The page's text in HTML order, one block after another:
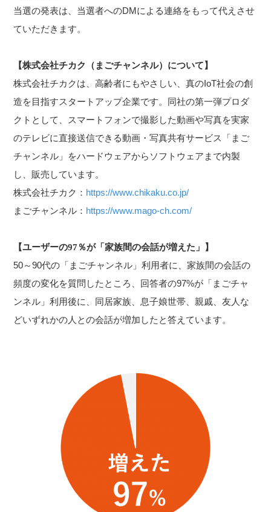
当選の発表は、当選者へのDMによる連絡をもって代えさせ
ていただきます。
【株式会社チカク（まごチャンネル）について】
株式会社チカクは、高齢者にもやさしい、真のIoT社会の創
造を目指すスタートアップ企業です。同社の第一弾プロダ
クトとして、スマートフォンで撮影した動画や写真を実家
のテレビに直接送信できる動画・写真共有サービス「まご
チャンネル」をハードウェアからソフトウェアまで内製
し、販売しています。
株式会社チカク： https://www.chikaku.co.jp/
まごチャンネル： https://www.mago-ch.com/
【ユーザーの97％が「家族間の会話が増えた」】
50～90代の「まごチャンネル」利用者に、家族間の会話の
頻度の変化を質問したところ、回答者の97%が「まごチャ
ンネル」利用後に、同居家族、息子娘世帯、親戚、友人な
どいずれかの人との会話が増加したと答えています。